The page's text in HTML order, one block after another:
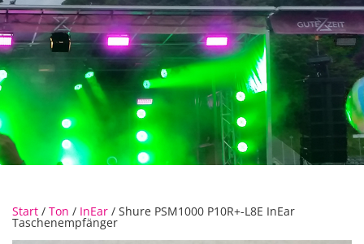
Start / Ton / InEar / Shure PSM1000 P10R+-L8E InEar
Taschenempfänger